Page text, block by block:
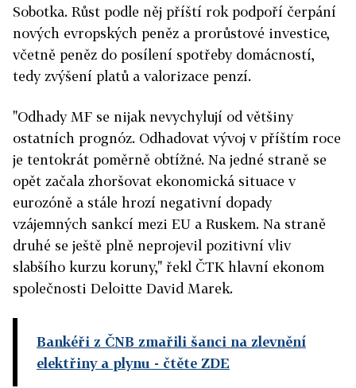
Sobotka. Růst podle něj příští rok podpoří čerpání
nových evropských peněz a prorůstové investice,
včetně peněz do posílení spotřeby domácností,
tedy zvýšení platů a valorizace penzí.
"Odhady MF se nijak nevychylují od většiny
ostatních prognóz. Odhadovat vývoj v příštím roce
je tentokrát poměrně obtížné. Na jedné straně se
opět začala zhoršovat ekonomická situace v
eurozóně a stále hrozí negativní dopady
vzájemných sankcí mezi EU a Ruskem. Na straně
druhé se ještě plně neprojevil pozitivní vliv
slabšího kurzu koruny," řekl ČTK hlavní ekonom
společnosti Deloitte David Marek.
Bankéři z ČNB zmařili šanci na zlevnění
elektřiny a plynu - čtěte ZDE